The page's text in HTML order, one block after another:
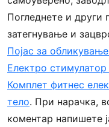
Погледнете и други
затегнување и
Појас за
Електро
Комплет фитнес
тело. При нарачка,
коментар напишете